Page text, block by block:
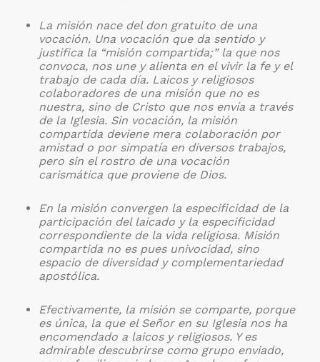
La misión nace del don gratuito de una
vocación. Una vocación que da sentido y
justifica la “misión compartida;” la que nos
convoca, nos une y alienta en el vivir la fe y el
trabajo de cada día. Laicos y religiosos
colaboradores de una misión que no es
nuestra, sino de Cristo que nos envía a través
de la Iglesia. Sin vocación, la misión
compartida deviene mera colaboración por
amistad o por simpatía en diversos trabajos,
pero sin el rostro de una vocación
carismática que proviene de Dios.
En la misión convergen la especificidad de la
participación del laicado y la especificidad
correspondiente de la vida religiosa. Misión
compartida no es pues univocidad, sino
espacio de diversidad y complementariedad
apostólica.
Efectivamente, la misión se comparte, porque
es única, la que el Señor en su Iglesia nos ha
encomendado a laicos y religiosos. Y es
admirable descubrirse como grupo enviado,